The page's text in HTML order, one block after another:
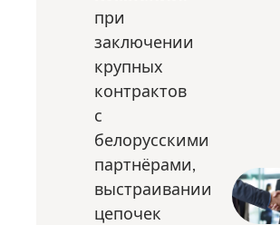
при
заключении
крупных
контрактов
с
белорусскими
партнёрами,
выстраивании
цепочек